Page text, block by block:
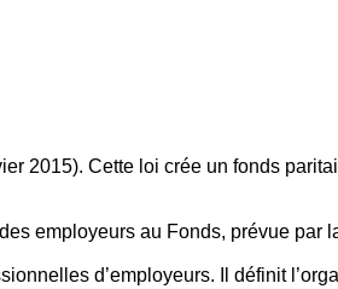
2015). Cette loi crée un fonds
employeurs au Fonds, prévue par
d’employeurs. Il définit